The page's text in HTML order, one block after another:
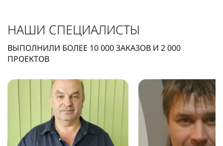
НАШИ СПЕЦИАЛИСТЫ
ВЫПОЛНИЛИ БОЛЕЕ 10 000ЗАКАЗОВ И 2 000
ПРОЕКТОВ